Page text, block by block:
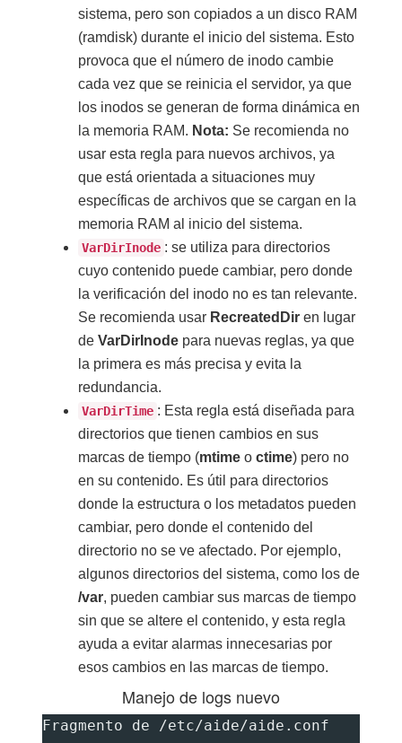
sistema, pero son copiados a un disco RAM
(ramdisk) durante el inicio del sistema. Esto
provoca que el número de inodo cambie
cada vez que se reinicia el servidor, ya que
los inodos se generan de forma dinámica en
la memoria RAM. Nota: Se recomienda no
usar esta regla para nuevos archivos, ya
que está orientada a situaciones muy
específicas de archivos que se cargan en la
memoria RAM al inicio del sistema.
VarDirInode : se utiliza para directorios
cuyo contenido puede cambiar, pero donde
la verificación del inodo no es tan relevante.
Se recomienda usar RecreatedDiren lugar
de VarDirInodepara nuevas reglas, ya que
la primera es más precisa y evita la
redundancia.
VarDirTime : Esta regla está diseñada para
directorios que tienen cambios en sus
marcas de tiempo (mtimeo ctime) pero no
en su contenido. Es útil para directorios
donde la estructura o los metadatos pueden
cambiar, pero donde el contenido del
directorio no se ve afectado. Por ejemplo,
algunos directorios del sistema, como los de
/var, pueden cambiar sus marcas de tiempo
sin que se altere el contenido, y esta regla
ayuda a evitar alarmas innecesarias por
esos cambios en las marcas de tiempo.
Manejo de logs nuevo
Fragmento de /etc/aide/aide.conf